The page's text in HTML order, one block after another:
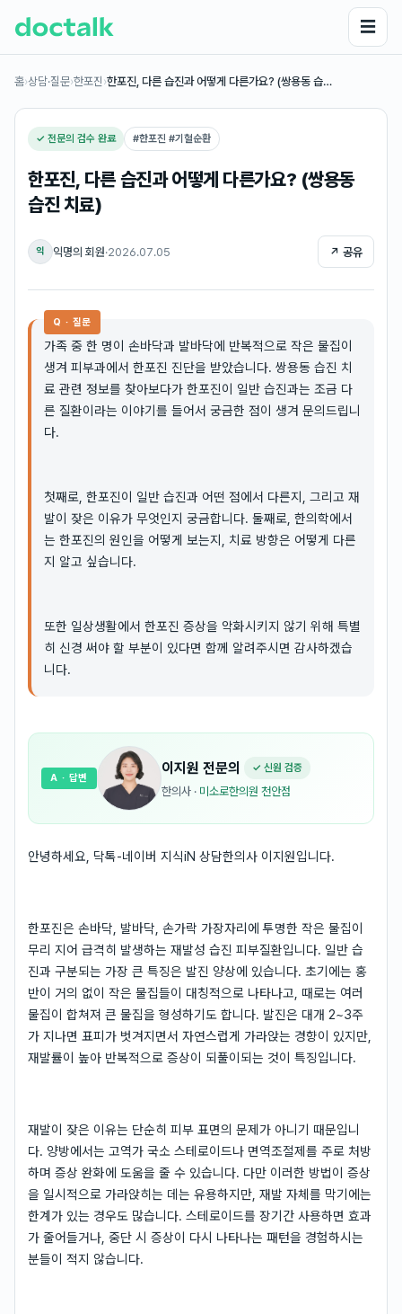
☰
홈›상담·질문›한포진 ›한포진, 다른 습진과 어떻게 다른가요? (쌍용동 습…
✓ 전문의 검수 완료 #한포진 #기혈순환
한포진, 다른 습진과 어떻게 다른가요? (쌍용동
습진 치료)
익 익명의 회원·2026.07.05 ↗ 공유
Q · 질문
가족 중 한 명이 손바닥과 발바닥에 반복적으로 작은 물집이
생겨 피부과에서 한포진 진단을 받았습니다. 쌍용동 습진 치
료 관련 정보를 찾아보다가 한포진이 일반 습진과는 조금 다
른 질환이라는 이야기를 들어서 궁금한 점이 생겨 문의드립니
다.
첫째로, 한포진이 일반 습진과 어떤 점에서 다른지, 그리고 재
발이 잦은 이유가 무엇인지 궁금합니다. 둘째로, 한의학에서
는 한포진의 원인을 어떻게 보는지, 치료 방향은 어떻게 다른
지 알고 싶습니다.
또한 일상생활에서 한포진 증상을 악화시키지 않기 위해 특별
히 신경 써야 할 부분이 있다면 함께 알려주시면 감사하겠습
니다.
이지원 전문의 ✓ 신원 검증
한의사 · 미소로한의원 천안점
A · 답변
안녕하세요, 닥톡-네이버 지식iN 상담한의사 이지원입니다.
한포진은 손바닥, 발바닥, 손가락 가장자리에 투명한 작은 물집이
무리 지어 급격히 발생하는 재발성 습진 피부질환입니다. 일반 습
진과 구분되는 가장 큰 특징은 발진 양상에 있습니다. 초기에는 홍
반이 거의 없이 작은 물집들이 대칭적으로 나타나고, 때로는 여러
물집이 합쳐져 큰 물집을 형성하기도 합니다. 발진은 대개 2~3주
가 지나면 표피가 벗겨지면서 자연스럽게 가라앉는 경향이 있지만,
재발률이 높아 반복적으로 증상이 되풀이되는 것이 특징입니다.
재발이 잦은 이유는 단순히 피부 표면의 문제가 아니기 때문입니
다. 양방에서는 고역가 국소 스테로이드나 면역조절제를 주로 처방
하며 증상 완화에 도움을 줄 수 있습니다. 다만 이러한 방법이 증상
을 일시적으로 가라앉히는 데는 유용하지만, 재발 자체를 막기에는
한계가 있는 경우도 많습니다. 스테로이드를 장기간 사용하면 효과
가 줄어들거나, 중단 시 증상이 다시 나타나는 패턴을 경험하시는
분들이 적지 않습니다.